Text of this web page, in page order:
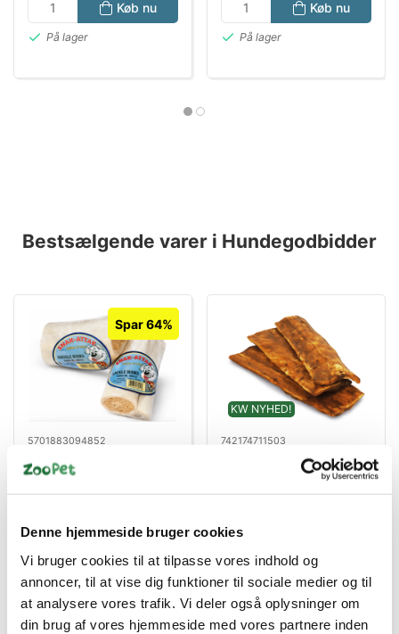
Denne hjemmeside bruger cookies
Vi bruger cookies til at tilpasse vores indhold og
annoncer, til at vise dig funktioner til sociale medier og til
at analysere vores trafik. Vi deler også oplysninger om
din brug af vores hjemmeside med vores partnere inden
Køb nu
På lager
Køb nu
På lager
Bestsælgende varer i Hundegodbidder
Spar 64%
5701883094852
med Kiksfyld 250-300g
Standard salgspris DKK
DKK 12,50
På lager
KW NYHED!
742174711503
Chewllagen Tyggechips
Oksekød 5x15 cm
DKK 11,20 ekskl. moms
Køb nu
På lager